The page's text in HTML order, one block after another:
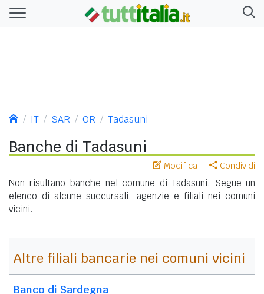
IT SAR OR Tadasuni
Banche di Tadasuni
Modifica Condividi
Non risultano banche nel comune di Tadasuni. Segue un
elenco di alcune succursali, agenzie e filiali nei comuni
vicini.
Altre filiali bancarie nei comuni vicini
Banco di Sardegna